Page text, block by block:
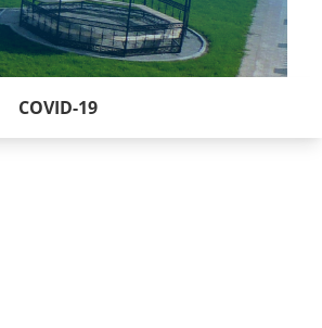
COVID-19